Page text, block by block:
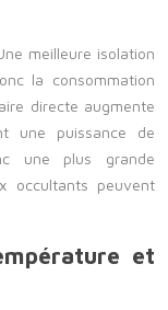
meilleure isolation
la consommation
directe augmente
une puissance de
une plus grande
occultants peuvent
et